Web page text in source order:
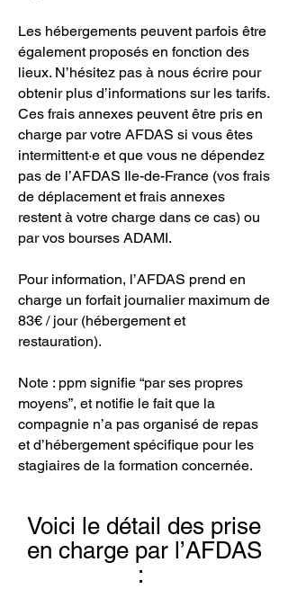
Les hébergements peuvent parfois être
également proposés en fonction des
lieux. N’hésitez pas à nous écrire pour
obtenir plus d’informations sur les tarifs.
Ces frais annexes peuvent être pris en
charge par votre AFDAS si vous êtes
intermittent·e et que vous ne dépendez
pas de l’AFDAS Ile-de-France (vos frais
de déplacement et frais annexes
restent à votre charge dans ce cas) ou
par vos bourses ADAMI.
Pour information, l’AFDAS prend en
charge un forfait journalier maximum de
83€ / jour (hébergement et
restauration).
Note : ppm signifie “par ses propres
moyens”, et notifie le fait que la
compagnie n’a pas organisé de repas
et d’hébergement spécifique pour les
stagiaires de la formation concernée.
Voici le détail des prise
en charge par l’AFDAS
: